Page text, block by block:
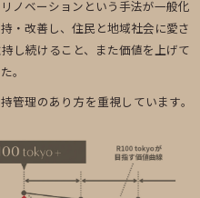
ノベーションという手法が一般化
・改善し、住民と地域社会に愛さ
し続けること、また価値を上げて
。
管理のあり方を重視しています。